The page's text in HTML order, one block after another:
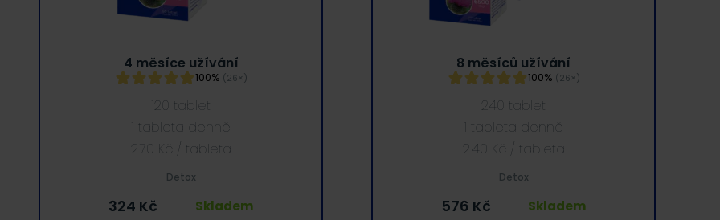
4 měsíce užívání
100% (26×)
120 tablet
1 tableta denně
2.70 Kč / tableta
Detox
324 Kč Skladem
8 měsíců užívání
100% (26×)
240 tablet
1 tableta denně
2.40 Kč / tableta
Detox
576 Kč Skladem